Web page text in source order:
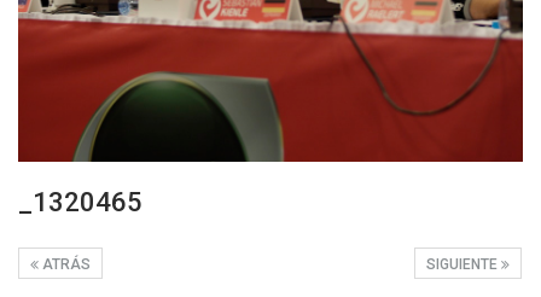
_1320465
SIGUIENTE
ATRÁS